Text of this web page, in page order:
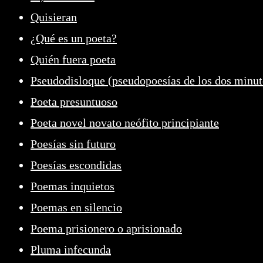
Quisieran
¿Qué es un poeta?
Quién fuera poeta
Pseudodisloque (pseudopoesías de los dos
Poeta presuntuoso
Poeta novel novato neófito principiante
Poesías sin futuro
Poesías escondidas
Poemas inquietos
Poemas en silencio
Poema prisionero o aprisionado
Pluma infecunda